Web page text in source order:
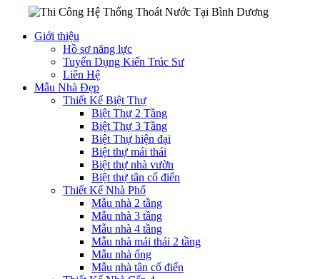
Giới thiệu
Hồ sơ năng lực
Tuyển Dụng Kiến Trúc Sư
Liên Hệ
Mẫu Nhà Đẹp
Thiết Kế Biệt Thự
Biệt Thự 2 Tầng
Biệt Thự 3 Tầng
Biệt Thự hiện đại
Biệt thự mái thái
Biệt thự nhà vườn
Biệt thự tân cổ điển
Thiết Kế Nhà Phố
Mẫu nhà 2 tầng
Mẫu nhà 3 tầng
Mẫu nhà 4 tầng
Mẫu nhà mái thái 2 tầng
Mẫu nhà ống
Mẫu nhà tân cổ điển